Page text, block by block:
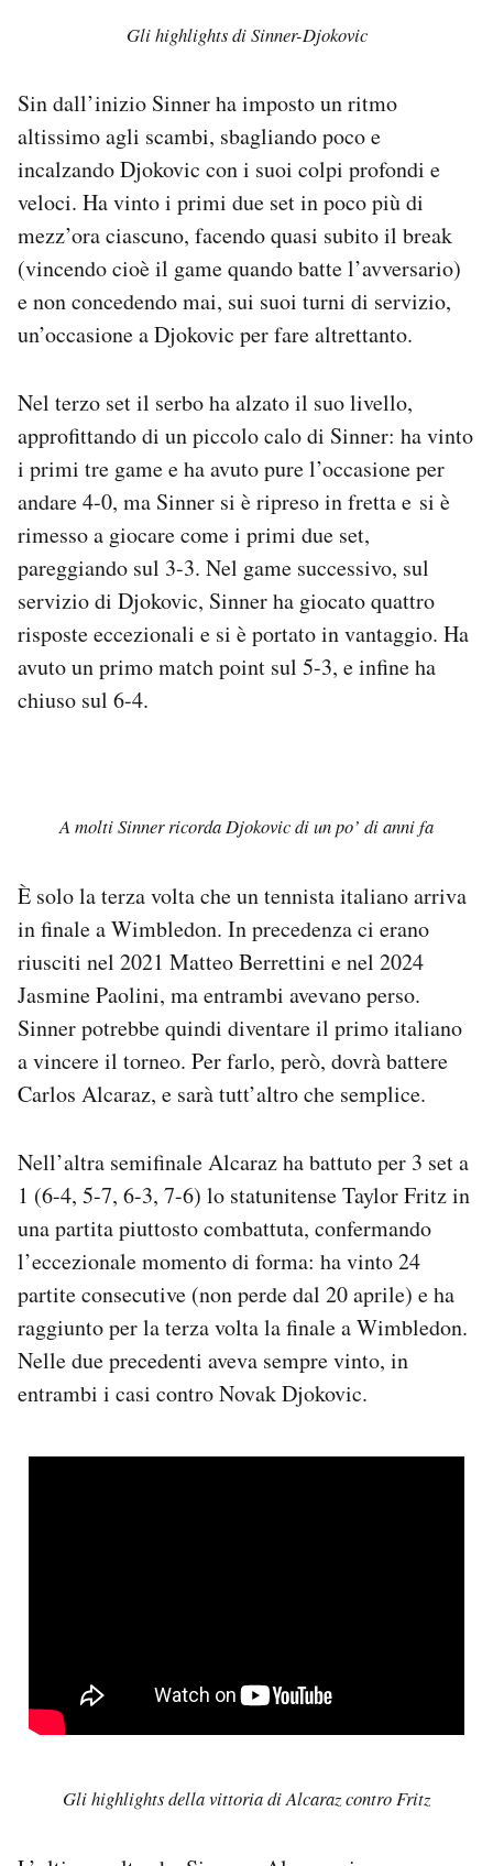
Gli highlights di Sinner-Djokovic
Sin dall’inizio Sinner ha imposto un ritmo
altissimo agli scambi, sbagliando poco e
incalzando Djokovic con i suoi colpi profondi e
veloci. Ha vinto i primi due set in poco più di
mezz’ora ciascuno, facendo quasi subito il break
(vincendo cioè il game quando batte l’avversario)
e non concedendo mai, sui suoi turni di servizio,
un’occasione a Djokovic per fare altrettanto.
Nel terzo set il serbo ha alzato il suo livello,
approfittando di un piccolo calo di Sinner: ha vinto
i primi tre game e ha avuto pure l’occasione per
andare 4-0, ma Sinner si è ripreso in fretta e si è
rimesso a giocare come i primi due set,
pareggiando sul 3-3. Nel game successivo, sul
servizio di Djokovic, Sinner ha giocato quattro
risposte eccezionali e si è portato in vantaggio. Ha
avuto un primo match point sul 5-3, e infine ha
chiuso sul 6-4.
A molti Sinner ricorda Djokovic di un po’ di anni fa
È solo la terza volta che un tennista italiano arriva
in finale a Wimbledon. In precedenza ci erano
riusciti nel 2021 Matteo Berrettini e nel 2024
Jasmine Paolini, ma entrambi avevano perso.
Sinner potrebbe quindi diventare il primo italiano
a vincere il torneo. Per farlo, però, dovrà battere
Carlos Alcaraz, e sarà tutt’altro che semplice.
Nell’altra semifinale Alcaraz ha battuto per 3 set a
1 (6-4, 5-7, 6-3, 7-6) lo statunitense Taylor Fritz in
una partita piuttosto combattuta, confermando
l’eccezionale momento di forma: ha vinto 24
partite consecutive (non perde dal 20 aprile) e ha
raggiunto per la terza volta la finale a Wimbledon.
Nelle due precedenti aveva sempre vinto, in
entrambi i casi contro Novak Djokovic.
Gli highlights della vittoria di Alcaraz contro Fritz